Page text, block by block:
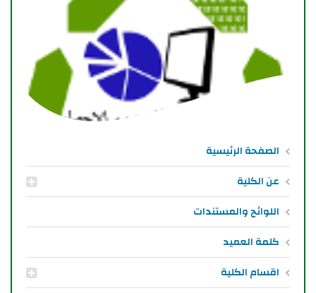
الصفحة الرئيسية
عن الكلية
اللوائح والمستندات
كلمة العميد
اقسام الكلية